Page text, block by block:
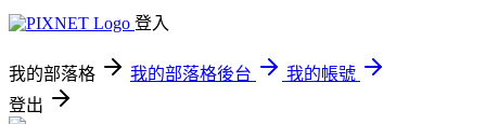
登入
我的部落格 我的部落格後台
我的帳號
登出